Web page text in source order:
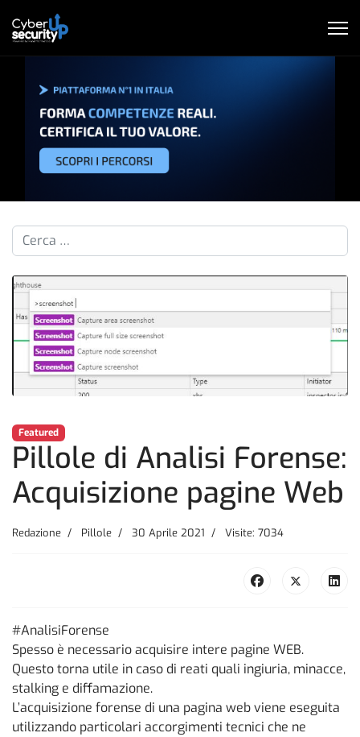
Cerca nelle pillole...
Featured
Pillole di Analisi Forense:
Acquisizione pagine Web
Redazione Pillole 30 Aprile 2021 Visite: 7034
#AnalisiForense
Spesso è necessario acquisire intere pagine WEB.
Questo torna utile in caso di reati quali ingiuria, minacce,
stalking e diffamazione.
L’acquisizione forense di una pagina web viene eseguita
utilizzando particolari accorgimenti tecnici che ne